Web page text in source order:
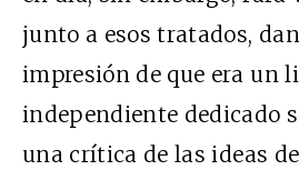
junto a esos tratados,
impresión de que era un
independiente dedicado
una crítica de las ideas